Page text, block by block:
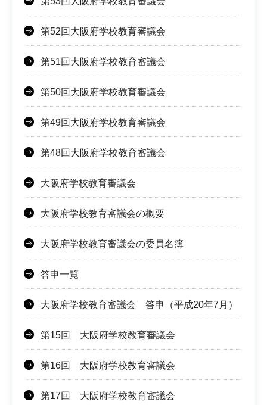
第52回大阪府学校教育審議会
第51回大阪府学校教育審議会
第50回大阪府学校教育審議会
第49回大阪府学校教育審議会
第48回大阪府学校教育審議会
大阪府学校教育審議会
大阪府学校教育審議会の概要
大阪府学校教育審議会の委員名簿
答申一覧
大阪府学校教育審議会 答申（平成20年7月）
第15回 大阪府学校教育審議会
第16回 大阪府学校教育審議会
第17回 大阪府学校教育審議会